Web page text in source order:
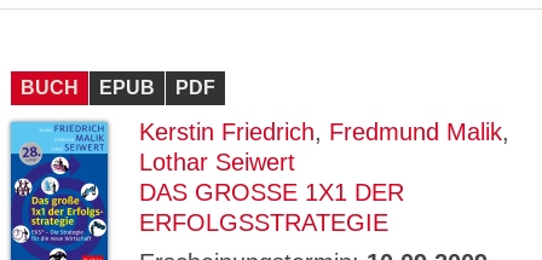
BUCH EPUB PDF
Kerstin Friedrich, Fredmund Malik,
Lothar Seiwert
DAS GROSSE 1X1 DER E
RFOLGSSTRATEGIE
Name Zweck
ESSION
_ID
verlag.
de
Session verwendet
GV_CO
OKIES
gabal-
Speichert den Zustimmungsstatus des
Benutzers für Cookies auf der aktuellen
Domäne.
90
H
T